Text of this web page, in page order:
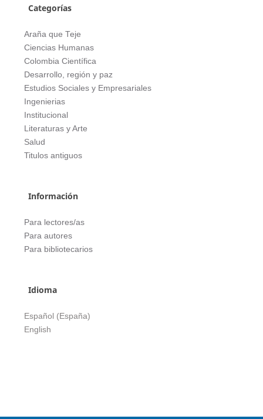
Categorías
Araña que Teje
Ciencias Humanas
Colombia Científica
Desarrollo, región y paz
Estudios Sociales y Empresariales
Ingenierias
Institucional
Literaturas y Arte
Salud
Titulos antiguos
Información
Para lectores/as
Para autores
Para bibliotecarios
Idioma
Español (España)
English